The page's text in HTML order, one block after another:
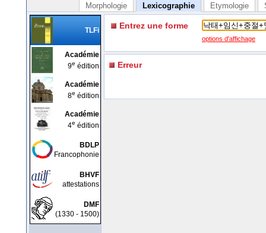
Morphologie Lexicographie Etymologie
TLFi
Académie
9e édition
Académie
8e édition
Académie
4e édition
BDLP
Francophonie
BHVF
attestations
DMF
(1330 - 1500)
Entrez une forme
options d'affichage
Erreur